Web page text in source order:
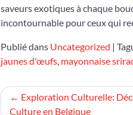
saveurs exotiques à chaque
incontournable pour ceux qui
Publié dans Uncategorized |
jaunes d'œufs, mayonnaise
Navigation
Exploration Culturelle:
Culture en Belgique